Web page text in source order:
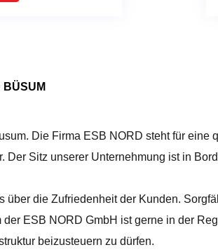
BÜSUM
Die Firma ESB NORD steht für
Der Sitz unserer Unternehmung ist in
über die Zufriedenheit der Kunden.
ESB NORD GmbH ist gerne in der
beizusteuern zu dürfen.